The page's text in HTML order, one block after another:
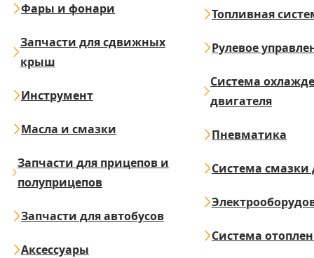
Фары и фонари
Запчасти для сдвижных
крыш
Инструмент
Масла и смазки
Запчасти для прицепов и
полуприцепов
Запчасти для автобусов
Аксессуары
Топливная
Рулевое
Система
двигателя
Пневматика
Система смазки
Система